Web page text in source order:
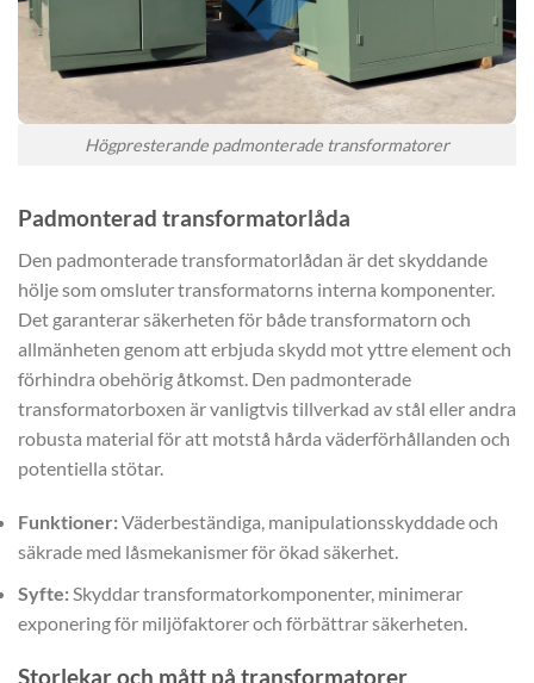
Högpresterande padmonterade transformatorer
Padmonterad transformatorlåda
Den padmonterade transformatorlådan är det skyddande
hölje som omsluter transformatorns interna komponenter.
Det garanterar säkerheten för både transformatorn och
allmänheten genom att erbjuda skydd mot yttre element och
förhindra obehörig åtkomst. Den padmonterade
transformatorboxen är vanligtvis tillverkad av stål eller andra
robusta material för att motstå hårda väderförhållanden och
potentiella stötar.
Funktioner:Väderbeständiga, manipulationsskyddade och
säkrade med låsmekanismer för ökad säkerhet.
Syfte:Skyddar transformatorkomponenter, minimerar
exponering för miljöfaktorer och förbättrar säkerheten.
Storlekar och mått på transformatorer